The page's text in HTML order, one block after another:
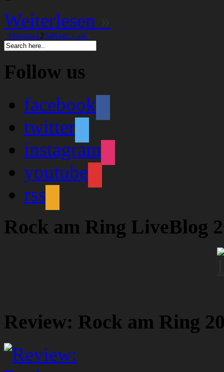
Weiterlesen
Previous1 234Next Last
Follow us
facebook
twitter
instagram
youtube
rss
Rock am Ring LiveBlog
Review: Rock am Ring